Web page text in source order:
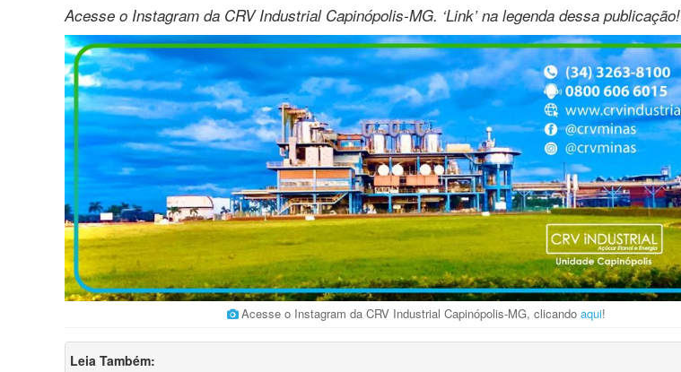
Acesse o Instagram da CRV Industrial Capinópolis-MG. ‘Link’ na legenda dessa publicação!
Acesse o Instagram da CRV Industrial Capinópolis-MG, clicando aqui!
Leia Também: